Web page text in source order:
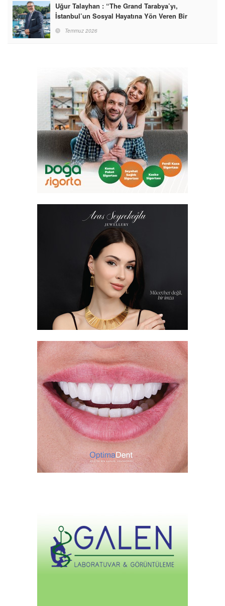
Uğur Talayhan : “The Grand Tarabya’yı,
İstanbul’un Sosyal Hayatına Yön Veren Bir
Destinasyon Haline Getirmeyi Hedefliyorum”
Temmuz 2026